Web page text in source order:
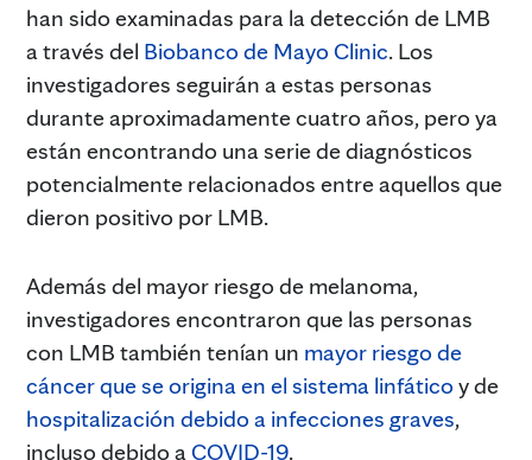
han sido examinadas para la detección de LMB
a través del Biobanco de Mayo Clinic. Los
investigadores seguirán a estas personas
durante aproximadamente cuatro años, pero ya
están encontrando una serie de diagnósticos
potencialmente relacionados entre aquellos que
dieron positivo por LMB.
Además del mayor riesgo de melanoma,
investigadores encontraron que las personas
con LMB también tenían un mayor riesgo de
cáncer que se origina en el sistema linfático y de
hospitalización debido a infecciones graves,
incluso debido aCOVID-19.